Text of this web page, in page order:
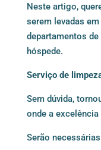
Neste artigo,
serem levadas
departamentos
hóspede.
Serviço de
Sem dúvida,
onde a excelência
Serão